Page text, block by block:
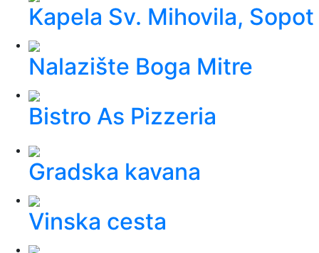
Kapela Sv. Mihovila, Sopot
Nalazište Boga Mitre
Bistro As Pizzeria
Gradska kavana
Vinska cesta